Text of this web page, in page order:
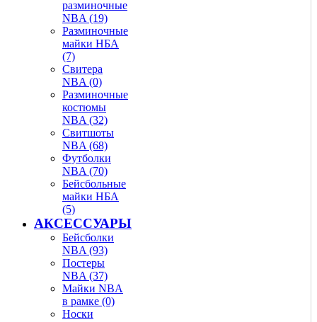
разминочные
NBA (19)
Разминочные
майки НБА
(7)
Свитера
NBA (0)
Разминочные
костюмы
NBA (32)
Свитшоты
NBA (68)
Футболки
NBA (70)
Бейсбольные
майки НБА
(5)
АКСЕССУАРЫ
Бейсболки
NBA (93)
Постеры
NBA (37)
Майки NBA
в рамке (0)
Носки